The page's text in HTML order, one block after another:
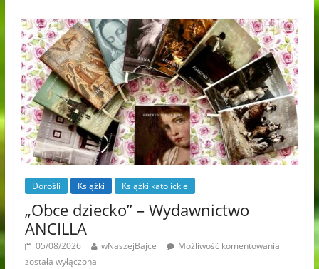
Dorośli Książki Książki katolickie
„Obce dziecko” – Wydawnictwo
ANCILLA
05/08/2026 wNaszejBajce
Możliwość komentowania
została wyłączona